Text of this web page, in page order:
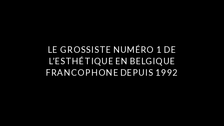
LE GROSSISTE NUMÉRO 1 DE
L’ESTHÉTIQUE EN BELGIQUE
FRANCOPHONE DEPUIS 1992